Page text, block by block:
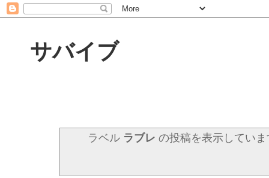
サバイブ
ラベル ラブレ の投稿を表示してい